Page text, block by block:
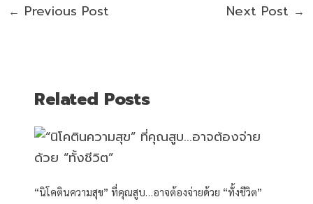
← Previous Post Next Post →
Related Posts
“นิโคตินความสุข” ที่คุณสูบ…อาจต้องจ่ายด้วย “ทั้งชีวิต”